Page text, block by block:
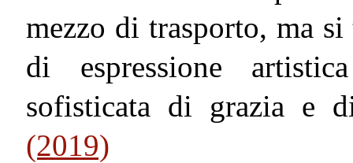
mezzo di trasporto, ma
di espressione
sofisticata di grazia e
(2019)